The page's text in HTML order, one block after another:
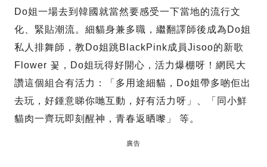
Do姐一場去到韓國就當然要感受一下當地的流行文
化、緊貼潮流。細貓身兼多職，繼翻譯師後成為Do姐
私人排舞師，教Do姐跳BlackPink成員Jisoo的新歌
Flower 꽃，Do姐玩得好開心，活力爆棚呀！網民大
讚這個組合有活力：「多用途細貓，Do姐帶多啲佢出
去玩，好鍾意睇你哋互動，好有活力呀」、「同小鮮
貓肉一齊玩即刻醒神，青春返晒嚟」 等。
廣告